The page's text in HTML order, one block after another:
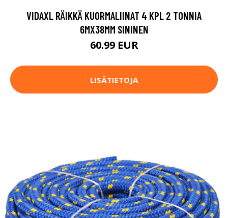
VIDAXL RÄIKKÄ KUORMALIINAT 4 KPL 2 TONNIA
6MX38MM SININEN
60.99 EUR
LISÄTIETOJA